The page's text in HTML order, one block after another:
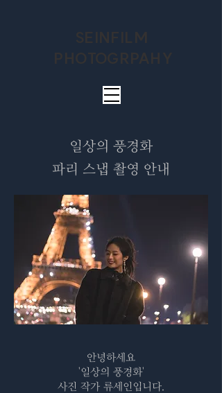
일상의 풍경화
​파리 스냅 촬영 안내
안녕하세요
'일상의 풍경화'
사진 작가 류세인입니다.